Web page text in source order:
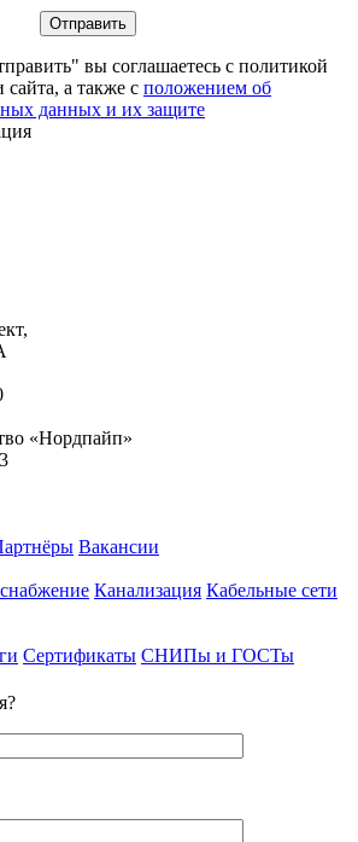
вы соглашаетесь с политикой
а также с положением об
данных и их защите
«Нордпайп»
Вакансии
Канализация Кабельные сети
Сертификаты СНИПы и ГОСТы